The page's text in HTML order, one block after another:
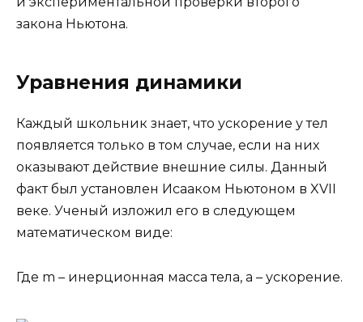
закона Ньютона.
Уравнения динамики
Каждый школьник знает, что ускорение у тел
появляется только в том случае, если на них
оказывают действие внешние силы. Данный
факт был установлен Исааком Ньютоном в XVII
веке. Ученый изложил его в следующем
математическом виде:
Где m – инерционная масса тела, a – ускорение.